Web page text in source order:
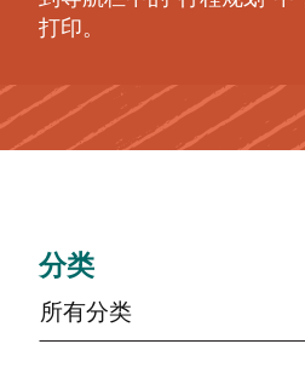
打印。
分类
所有分类